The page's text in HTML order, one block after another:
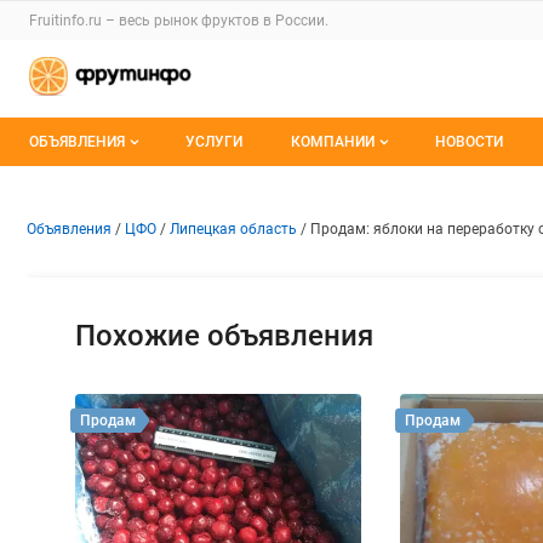
Раздел навигации по сайту fruitinfo.ru
Fruitinfo.ru – весь рынок фруктов в России.
Авторизация и меню пользователя
Навигация по разделам сайта fruitinfo.ru
ОБЪЯВЛЕНИЯ УСЛУГИ КОМПАНИИ НОВОСТИ
Объявление: Продам:
Информация о объявлении
Навигация и управление
Объявления ЦФО Липецкая область Продам: яблоки на
Похожие объявления
Продам Продам